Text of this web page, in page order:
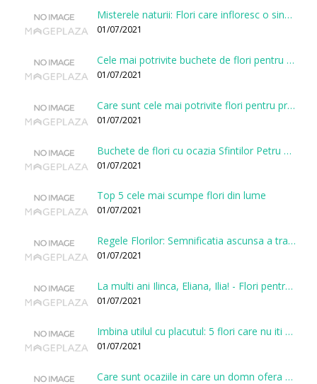
Misterele naturii: Flori care infloresc o singura data la cateva sute de ani
01/07/2021
Cele mai potrivite buchete de flori pentru onomastici
01/07/2021
Care sunt cele mai potrivite flori pentru prima intalnire?
01/07/2021
Buchete de flori cu ocazia Sfintilor Petru si Pavel
01/07/2021
Top 5 cele mai scumpe flori din lume
01/07/2021
Regele Florilor: Semnificatia ascunsa a trandafirului
01/07/2021
La multi ani Ilinca, Eliana, Ilia! - Flori pentru doamnele sarbatorite de Sfantul Ilie
01/07/2021
Imbina utilul cu placutul: 5 flori care nu iti vor face gaura in buget
01/07/2021
Care sunt ocaziile in care un domn ofera flori?